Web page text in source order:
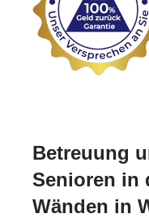
Betreuung
Senioren in
Wänden in